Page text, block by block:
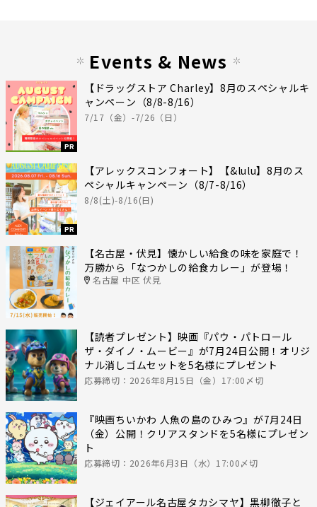
Events & News
PR
【ドラッグストア Charley】8月のスペシャルキ
ャンペーン（8/8-8/16）
7/17（金）-7/26（日）
PR
【アレックスコンフォート】【&lulu】8月のス
ペシャルキャンペーン（8/7-8/16）
8/8(土)-8/16(日)
【名古屋・伏見】懐かしい給食の味を家庭で！
万勝から「なつかしの給食カレー」が登場！
名古屋 中区 伏見
【読者プレゼント】映画『パウ・パトロール
ザ・ダイノ・ムービー』が7月24日公開！オリジ
ナル消しゴムセットを5名様にプレゼント
応募締切：2026年8月15日（金）17:00〆切
『映画ちいかわ 人魚の島のひみつ』が7月24日
（金）公開！クリアスタンドを5名様にプレゼン
ト
応募締切：2026年6月3日（水）17:00〆切
【ジェイアール名古屋タカシマヤ】黒柳徹子と